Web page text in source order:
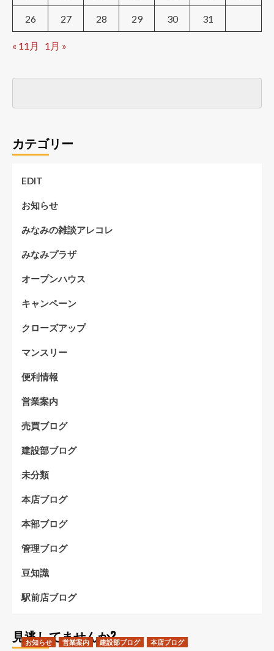
26 27 28 29 30 31
« 11月 1月 »
カテゴリー
EDIT
お知らせ
みなみの雑談アレコレ
みなみプラザ
オープンハウス
キャンペーン
クローズアップ
マンスリー
便利情報
営業案内
売買ブログ
建設部ブログ
未分類
本店ブログ
本部ブログ
管理ブログ
豆知識
駅前店ブログ
見逃してませんか?
お知らせ 営業案内 建設部ブログ 本店ブログ